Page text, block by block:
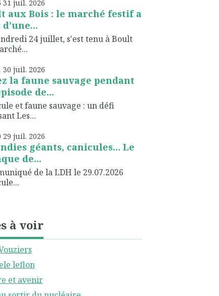
31 juil. 2026
aux Bois : le marché festif a
24 juillet, s'est tenu à Boult
30 juil. 2026
la faune sauvage pendant
de...
et faune sauvage : un défi
Les...
29 juil. 2026
géants, canicules… Le
de...
de la LDH le 29.07.2026
à voir
leflon
et avenir